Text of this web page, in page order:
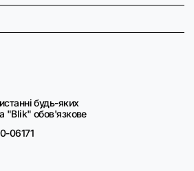
будь-яких
"Blik" обов'язкове
06171